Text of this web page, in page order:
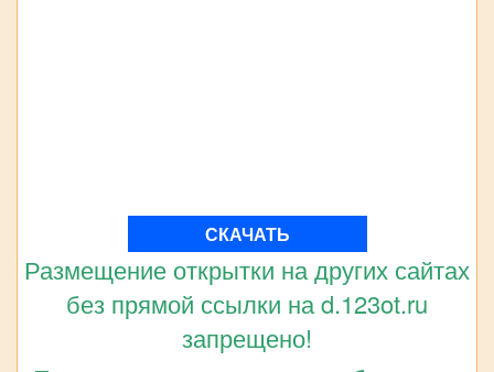
СКАЧАТЬ
Размещение открытки на других сайтах
без прямой ссылки на d.123ot.ru
запрещено!